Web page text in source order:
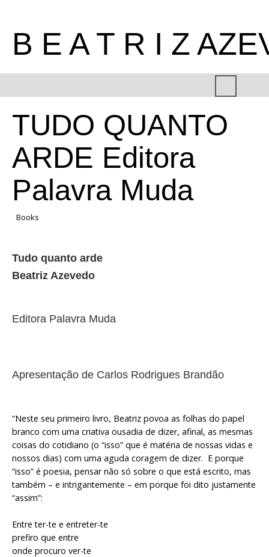
B E A T R I Z
TUDO QUANTO
ARDE Editora
Palavra Muda
Books
Tudo quanto arde
Beatriz Azevedo
Editora Palavra Muda
Apresentação de Carlos Rodrigues Brandão
“Neste seu primeiro livro, Beatriz povoa as folhas do papel
branco com uma criativa ousadia de dizer, afinal, as mesmas
coisas do cotidiano (o “isso” que é matéria de nossas vidas e
nossos dias) com uma aguda coragem de dizer. E porque
“isso” é poesia, pensar não só sobre o que está escrito, mas
também – e intrigantemente – em porque foi dito justamente
“assim”:
Entre ter-te e entreter-te
prefiro que entre
onde procuro ver-te